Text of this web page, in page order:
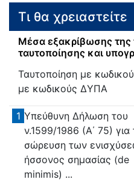
Τι θα χρειαστείτε
Μέσα εξακρίβωσης της
ταυτοποίησης και
Ταυτοποίηση με
με κωδικούς ΔΥΠΑ
1 Υπεύθυνη Δήλωση του
ν.1599/1986 (Α΄ 75) για
σώρευση των
ήσσονος σημασίας (de
minimis) ...